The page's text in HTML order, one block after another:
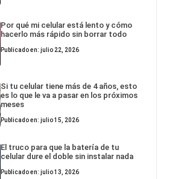
Por qué mi celular está lento y cómo
hacerlo más rápido sin borrar todo
Publicado en: julio 22, 2026
Si tu celular tiene más de 4 años, esto
es lo que le va a pasar en los próximos
meses
Publicado en: julio 15, 2026
El truco para que la batería de tu
celular dure el doble sin instalar nada
Publicado en: julio 13, 2026